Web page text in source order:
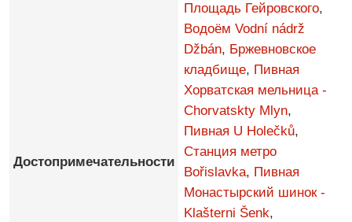
Достопримечательности
Площадь Гейровского,
Водоём Vodní nádrž
Džbán, Бржевновское
кладбище, Пивная
Хорватская мельница -
Chorvatskty Mlyn,
Пивная U Holečků,
Станция метро
Bořislavka, Пивная
Монастырский шинок -
Klašterni Šenk,